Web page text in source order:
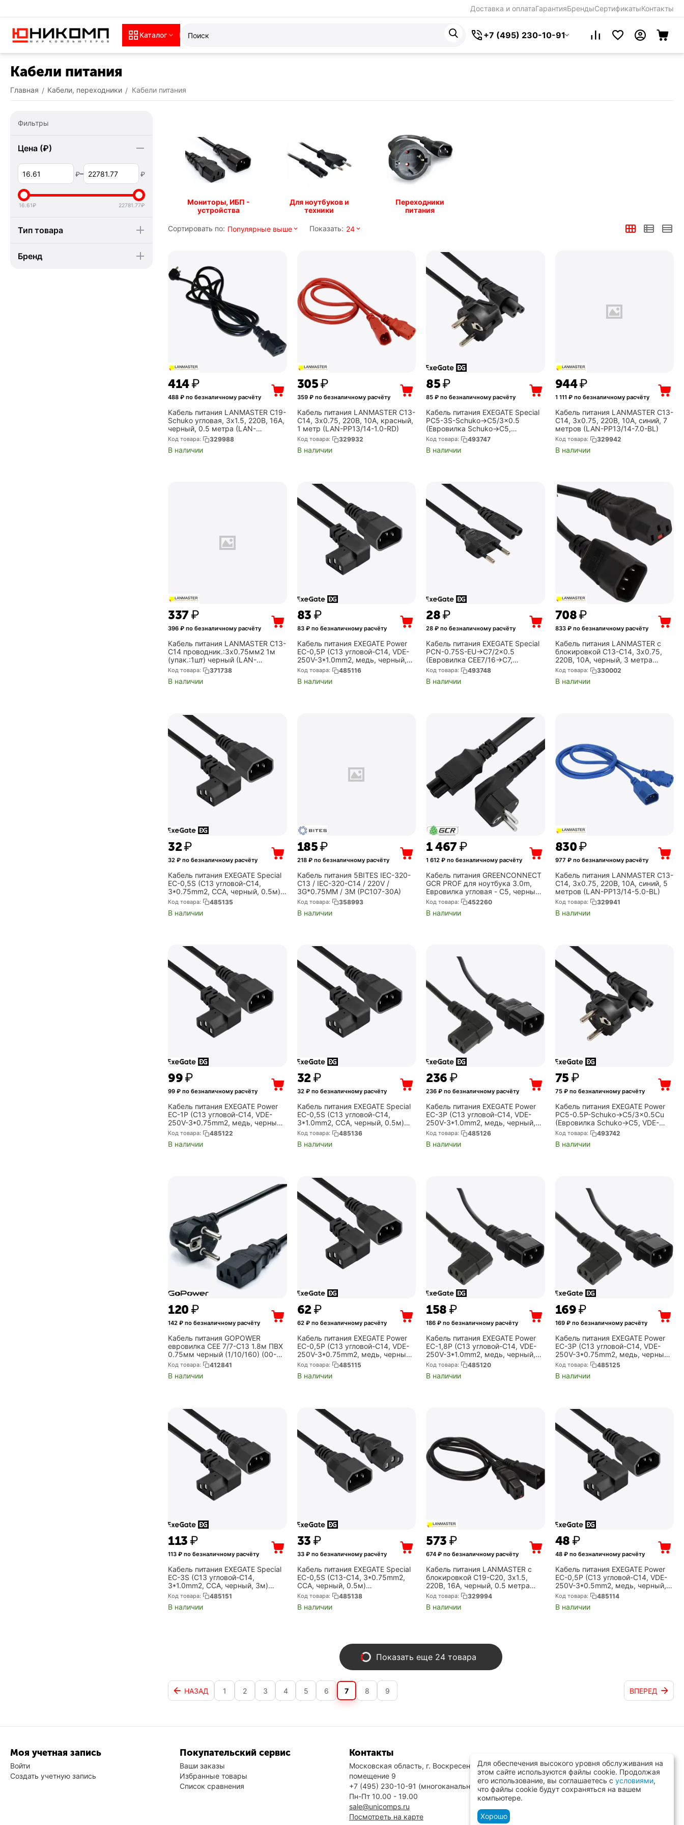
Доставка и оплатаГарантияБрендыСертификатыКонтакты
Каталог +7 (495) 230-10-91
Кабели питания
Главная / Кабели, переходники / Кабели питания
Мониторы, ИБП -
устройства
Для ноутбуков и
техники
Переходники
питания
Сортировать по: Популярные выше Показать: 24
‍414‍₽
488 ₽ по безналичному расчёту
Кабель питания LANMASTER C19-
Schuko угловая, 3х1.5, 220В, 16А,
черный, 0.5 метра (LAN-
PP19/SHA-0.5-BK)
Код товара: 329988
В наличии
‍305‍₽
359₽ по безналичному расчёту
Кабель питания LANMASTER C13-
C14, 3х0.75, 220В, 10А, красный,
1 метр (LAN-PP13/14-1.0-RD)
Код товара: 329932
В наличии
‍85‍₽
85 ₽ по безналичному расчёту
Кабель питания EXEGATE Special
PC5-3S-Schuko->C5/3x0.5
(Евровилка Schuko->C5,
3*0.5mm2, CCA, черный, 3м)
(EX297816RUS)
Код товара: 493747
В наличии
‍944‍₽
1 111 ₽ по безналичному расчёту
Кабель питания LANMASTER C13-
C14, 3х0.75, 220В, 10А, синий, 7
метров (LAN-PP13/14-7.0-BL)
Код товара: 329942
В наличии
‍337‍₽
396 ₽ по безналичному расчёту
Кабель питания LANMASTER C13-
С14 проводник.:3x0.75мм2 1м
(упак.:1шт) черный (LAN-
PP13/14-1.0-BK)
Код товара: 371738
В наличии
‍83‍₽
83₽ по безналичному расчёту
Кабель питания EXEGATE Power
EC-0,5P (C13 угловой-C14, VDE-
250V-3*1.0mm2, медь, черный,
16A, 0.5м) (EX297748RUS)
Код товара: 485116
В наличии
‍28‍₽
28 ₽ по безналичному расчёту
Кабель питания EXEGATE Special
PCN-0.75S-EU->C7/2x0.5
(Евровилка CEE7/16->C7,
2*0.5mm2, CCA, черный, 0.75м)
(EX297810RUS)
Код товара: 493748
В наличии
‍708‍₽
833₽ по безналичному расчёту
Кабель питания LANMASTER с
блокировкой C13-C14, 3х0.75,
220В, 10А, черный, 3 метра
(LAN-PP13L/14-3.0-BK)
Код товара: 330002
В наличии
‍32‍₽
32 ₽ по безналичному расчёту
Кабель питания EXEGATE Special
EC-0,5S (C13 угловой-C14,
3*0.75mm2, CCA, черный, 0.5м)
(EX297760RUS)
Код товара: 485135
В наличии
‍185‍₽
218₽ по безналичному расчёту
Кабель питания 5BITES IEC-320-
C13 / IEC-320-C14 / 220V /
3G*0.75MM / 3M (PC107-30A)
Код товара: 358993
В наличии
1 467₽
1 612 ₽ по безналичному расчёту
Кабель питания GREENCONNECT
GCR PROF для ноутбука 3.0m,
Евровилка угловая - С5, черный,
3*1,0mm, (GCR-54414)
Код товара: 452260
В наличии
‍830‍₽
977 ₽ по безналичному расчёту
Кабель питания LANMASTER C13-
C14, 3х0.75, 220В, 10А, синий, 5
метров (LAN-PP13/14-5.0-BL)
Код товара: 329941
В наличии
‍99‍₽
99 ₽ по безналичному расчёту
Кабель питания EXEGATE Power
EC-1P (C13 угловой-C14, VDE-
250V-3*0.75mm2, медь, черный,
10A, 1м) (EX297744RUS)
Код товара: 485122
В наличии
‍32‍₽
32₽ по безналичному расчёту
Кабель питания EXEGATE Special
EC-0,5S (C13 угловой-C14,
3*1.0mm2, CCA, черный, 0.5м)
(EX297768RUS)
Код товара: 485136
В наличии
‍236‍₽
236 ₽ по безналичному расчёту
Кабель питания EXEGATE Power
EC-3P (C13 угловой-C14, VDE-
250V-3*1.0mm2, медь, черный,
16A, 3м) (EX297752RUS)
Код товара: 485126
В наличии
‍75‍₽
75₽ по безналичному расчёту
Кабель питания EXEGATE Power
PC5-0.5P-Schuko->C5/3x0.5Cu
(Евровилка Schuko->C5, VDE-
250V-3*0.5mm2, медь, черный,
6A, 0.5м) (EX297813RUS)
Код товара: 493742
В наличии
‍120‍₽
142 ₽ по безналичному расчёту
Кабель питания GOPOWER
евровилка CEE 7/7-C13 1.8м ПВХ
0.75мм черный (1/10/160) (00-
00024054)
Код товара: 412841
В наличии
‍62‍₽
62₽ по безналичному расчёту
Кабель питания EXEGATE Power
EC-0,5P (C13 угловой-C14, VDE-
250V-3*0.75mm2, медь, черный,
10A, 0.5м) (EX297743RUS)
Код товара: 485115
В наличии
‍158‍₽
186 ₽ по безналичному расчёту
Кабель питания EXEGATE Power
EC-1,8P (C13 угловой-C14, VDE-
250V-3*1.0mm2, медь, черный,
16A, 1.8м) (EX297751RUS)
Код товара: 485120
В наличии
‍169‍₽
169₽ по безналичному расчёту
Кабель питания EXEGATE Power
EC-3P (C13 угловой-C14, VDE-
250V-3*0.75mm2, медь, черный,
10A, 3м) (EX297746RUS)
Код товара: 485125
В наличии
‍113‍₽
113 ₽ по безналичному расчёту
Кабель питания EXEGATE Special
EC-3S (C13 угловой-C14,
3*1.0mm2, CCA, черный, 3м)
(EX297774RUS)
Код товара: 485151
В наличии
‍33‍₽
33₽ по безналичному расчёту
Кабель питания EXEGATE Special
EC-0,5S (C13-C14, 3*0.75mm2,
CCA, черный, 0.5м)
(EX297759RUS)
Код товара: 485138
В наличии
‍573‍₽
674 ₽ по безналичному расчёту
Кабель питания LANMASTER с
блокировкой C19-C20, 3х1.5,
220В, 16А, черный, 0.5 метра
(LAN-PP19L/20-0.5-BK)
Код товара: 329994
В наличии
‍48‍₽
48₽ по безналичному расчёту
Кабель питания EXEGATE Power
EC-0,5P (C13 угловой-C14, VDE-
250V-3*0.5mm2, медь, черный,
6A, 0.5м) (EX297740RUS)
Код товара: 485114
В наличии
Показать еще 24 товара
НАЗАД 1 2 3 4 5 6 7 8 9 ВПЕРЕД
Фильтры
Цена (₽)
₽– ₽
16.61₽ 22781.77₽
Тип товара
Бренд
Моя учетная запись
Войти
Создать учетную запись
Покупательский сервис
Ваши заказы
Избранные товары
Список сравнения
Контакты
Московская область, г. Воскресенск, ул.Заводская д.8 стр.1
помещение 9
+7 (495) 230-10-91 (многоканальный)
Пн-Пт 10.00 - 19.00
sale@unicomps.ru
Посмотреть на карте
Для обеспечения высокого уровня обслуживания на
этом сайте используются файлы cookie. Продолжая
его использование, вы соглашаетесь с условиями,
что файлы cookie будут сохраняться на вашем
компьютере.
Хорошо